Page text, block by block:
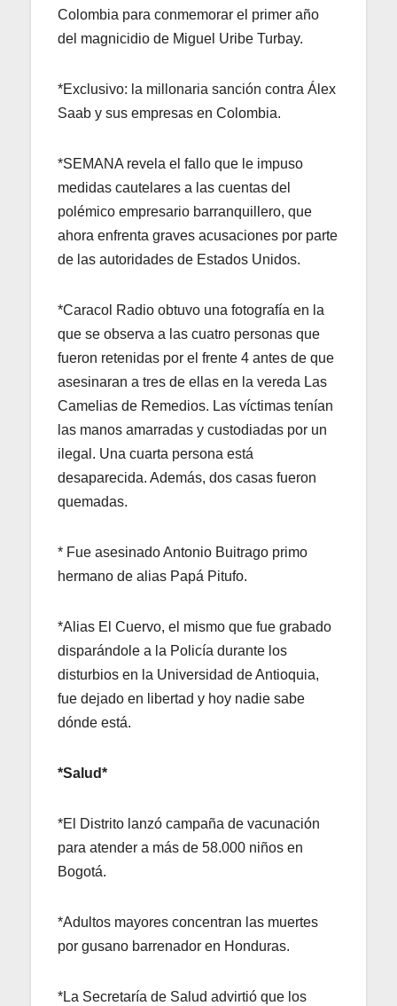
Colombia para conmemorar el primer año
del magnicidio de Miguel Uribe Turbay.
*Exclusivo: la millonaria sanción contra Álex
Saab y sus empresas en Colombia.
*SEMANA revela el fallo que le impuso
medidas cautelares a las cuentas del
polémico empresario barranquillero, que
ahora enfrenta graves acusaciones por parte
de las autoridades de Estados Unidos.
*Caracol Radio obtuvo una fotografía en la
que se observa a las cuatro personas que
fueron retenidas por el frente 4 antes de que
asesinaran a tres de ellas en la vereda Las
Camelias de Remedios. Las víctimas tenían
las manos amarradas y custodiadas por un
ilegal. Una cuarta persona está
desaparecida. Además, dos casas fueron
quemadas.
* Fue asesinado Antonio Buitrago primo
hermano de alias Papá Pitufo.
*Alias El Cuervo, el mismo que fue grabado
disparándole a la Policía durante los
disturbios en la Universidad de Antioquia,
fue dejado en libertad y hoy nadie sabe
dónde está.
*Salud*
*El Distrito lanzó campaña de vacunación
para atender a más de 58.000 niños en
Bogotá.
*Adultos mayores concentran las muertes
por gusano barrenador en Honduras.
*La Secretaría de Salud advirtió que los